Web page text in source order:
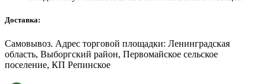
Доставка:
Самовывоз. Адрес торговой площадки: Ленинградская
область, Выборгский район, Первомайское сельское
поселение, КП Репинское